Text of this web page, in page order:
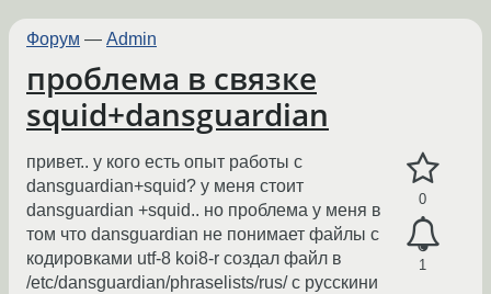
Форум — Admin
проблема в связке
squid+dansguardian
0
1
привет.. у кого есть опыт работы с
dansguardian+squid? у меня стоит
dansguardian +squid.. но проблема у меня в
том что dansguardian не понимает файлы с
кодировками utf-8 koi8-r создал файл в
/etc/dansguardian/phraselists/rus/ с русскини